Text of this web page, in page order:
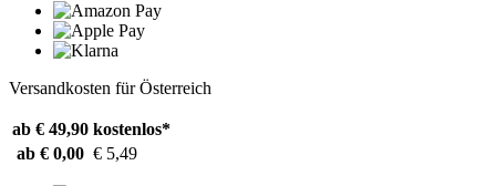
Versandkosten für Österreich
ab € 49,90 kostenlos*
ab € 0,00 € 5,49